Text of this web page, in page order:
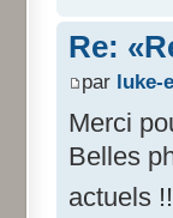
Re:
par luke-
Merci
Belles
actuels !!